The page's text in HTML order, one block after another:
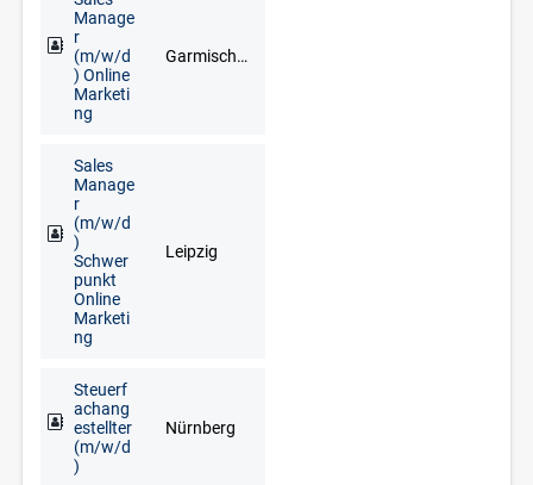
Manage
r
(m/w/d
) Online
Marketi
ng
Garmisch-Partenkirchen, München, Starnberg, Weilheim in Oberbayern
Sales
Manage
r
(m/w/d
)
Schwer
punkt
Online
Marketi
ng
Leipzig
Steuerf
achang
estellter
(m/w/d
)
Nürnberg